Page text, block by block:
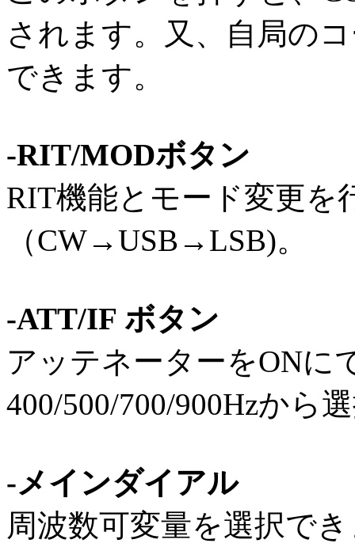
されます。又、自局の
できます。
-RIT/MODボタン
RIT機能とモード変更を
（CW→USB→LSB)。
-ATT/IF ボタン
アッテネーターをONに
400/500/700/900Hzから
-メインダイアル
周波数可変量を選択で